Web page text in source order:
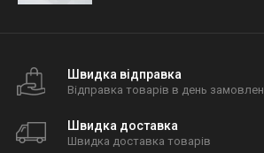
Швидка відправка
Відправка товарів в день
Швидка доставка
Швидка доставка товарів